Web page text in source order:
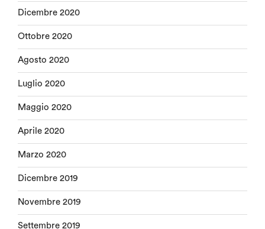
Dicembre 2020
Ottobre 2020
Agosto 2020
Luglio 2020
Maggio 2020
Aprile 2020
Marzo 2020
Dicembre 2019
Novembre 2019
Settembre 2019